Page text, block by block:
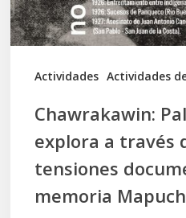
Actividades Actividades
las
tensiones
documentales
memoria
Mapuche
Chawrakawin:
explora a través
tensiones
memoria